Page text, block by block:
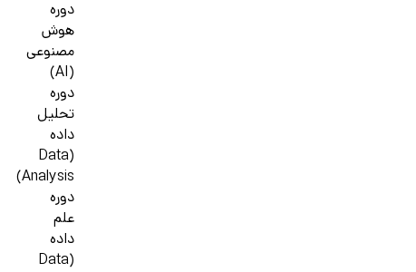
دوره
هوش
مصنوعی
(AI)
دوره
تحلیل
داده
(Data
Analysis)
دوره
علم
داده
(Data